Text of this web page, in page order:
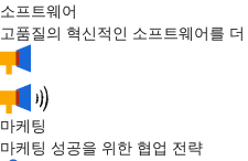
소프트웨어
고품질의 혁신적인 소프트웨어를
마케팅
마케팅 성공을 위한 협업 전략